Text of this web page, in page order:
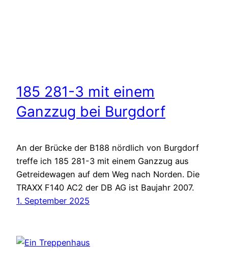
185 281-3 mit einem
Ganzzug bei Burgdorf
An der Brücke der B188 nördlich von Burgdorf
treffe ich 185 281-3 mit einem Ganzzug aus
Getreidewagen auf dem Weg nach Norden. Die
TRAXX F140 AC2 der DB AG ist Baujahr 2007.
1. September 2025